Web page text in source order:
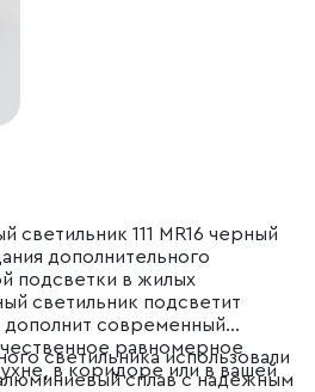
светильник 111 MR16 черный
дополнительного
подсветки в жилых
светильник подсветит
современный
равномерное
в коридоре или в вашей
светильника использовали
сплав с надежным